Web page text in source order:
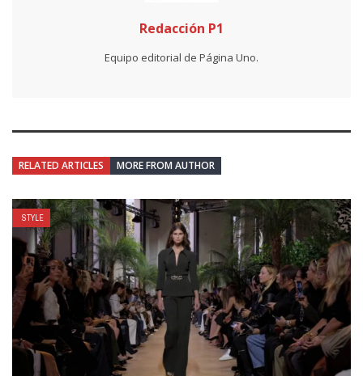
Redacción P1
Equipo editorial de Página Uno.
RELATED ARTICLES MORE FROM AUTHOR
STYLE